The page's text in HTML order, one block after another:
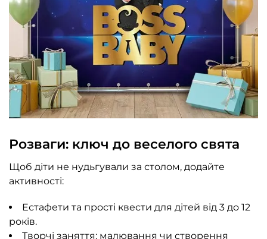
Розваги: ключ до веселого свята
Щоб діти не нудьгували за столом, додайте
активності:
Естафети та прості квести для дітей від 3 до 12
років.
Творчі заняття: малювання чи створення